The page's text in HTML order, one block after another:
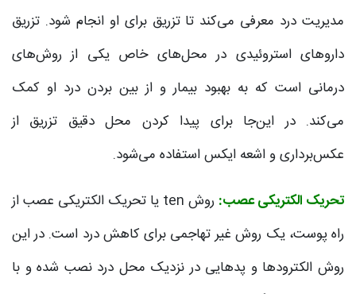
مدیریت درد معرفی می‌کند تا تزریق برای او انجام شود. تزریق
داروهای استروئیدی در محل‌های خاص یکی از روش‌های
درمانی است که به بهبود بیمار و از بین بردن درد او کمک
می‌کند. در این‌جا برای پیدا کردن محل دقیق تزریق از
عکس‌برداری و اشعه ایکس استفاده می‌شود.
تحریک الکتریکی عصب:
روش ten یا تحریک الکتریکی عصب از
راه پوست، یک روش غیر تهاجمی برای کاهش درد است. در این
روش الکترودها و پدهایی در نزدیک محل درد نصب شده و با